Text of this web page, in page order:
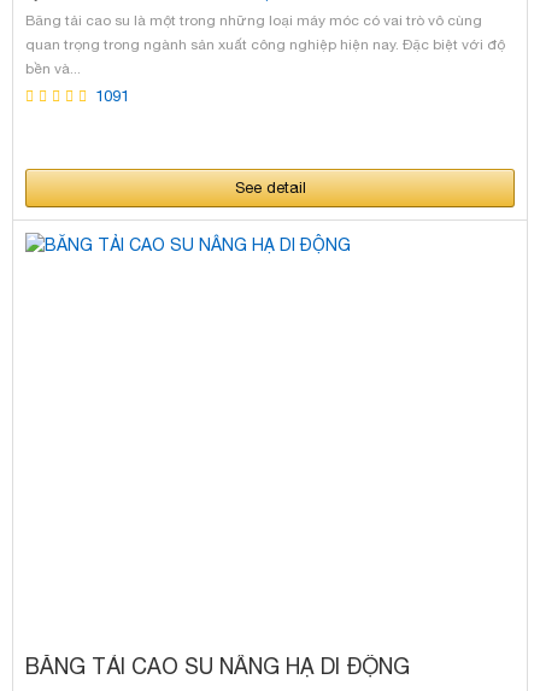
TIÊU BIỂUand SẢN PHẨMandTIN TỨC KATSUMI andSỰ CỐ BĂNG TẢI
andĐỐI TÁC - KATSUMI DIN
Băng tải cao su là một trong những loại máy móc có vai trò vô cùng
quan trọng trong ngành sản xuất công nghiệp hiện nay. Đặc biệt với độ
bền và...
1091
See detail
BĂNG TẢI CAO SU NÂNG HẠ DI ĐỘNG